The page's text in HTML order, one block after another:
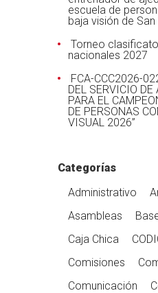
escuela de
baja visión de San
Torneo
nacionales 2027
FCA-CCC2026-
DEL SERVICIO
PARA EL
DE PERSONAS
VISUAL 2026”
Categorías
Administrativo
Asambleas
Caja Chica
Comisiones
Comunicación